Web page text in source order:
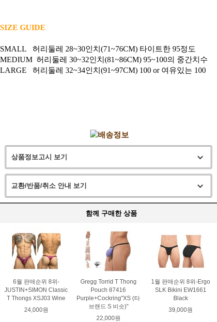
SIZE GUIDE
SMALL 허리둘레 28~30인치(71~76CM) 타이트한 95정도
MEDIUM 허리둘레 30~32인치(81~86CM) 95~100의 중간치수
LARGE 허리둘레 32~34인치(91~97CM) 100 or 여유있는 100
상품정보고시 보기
교환/반품/취소 안내 보기
함께 구매한 상품
6월 판매순위 8위-
JUSTIN+SIMON Classic
T Thongs XSJ03 Wine
24,000원
Gregg Torrid T Thong
Pouch 87416
Purple+Cockring"XS (타
브랜드 S 비슷)"
22,000원
1월 판매순위 8위-Ergo
SLK Bikini EW1661
Black
39,000원